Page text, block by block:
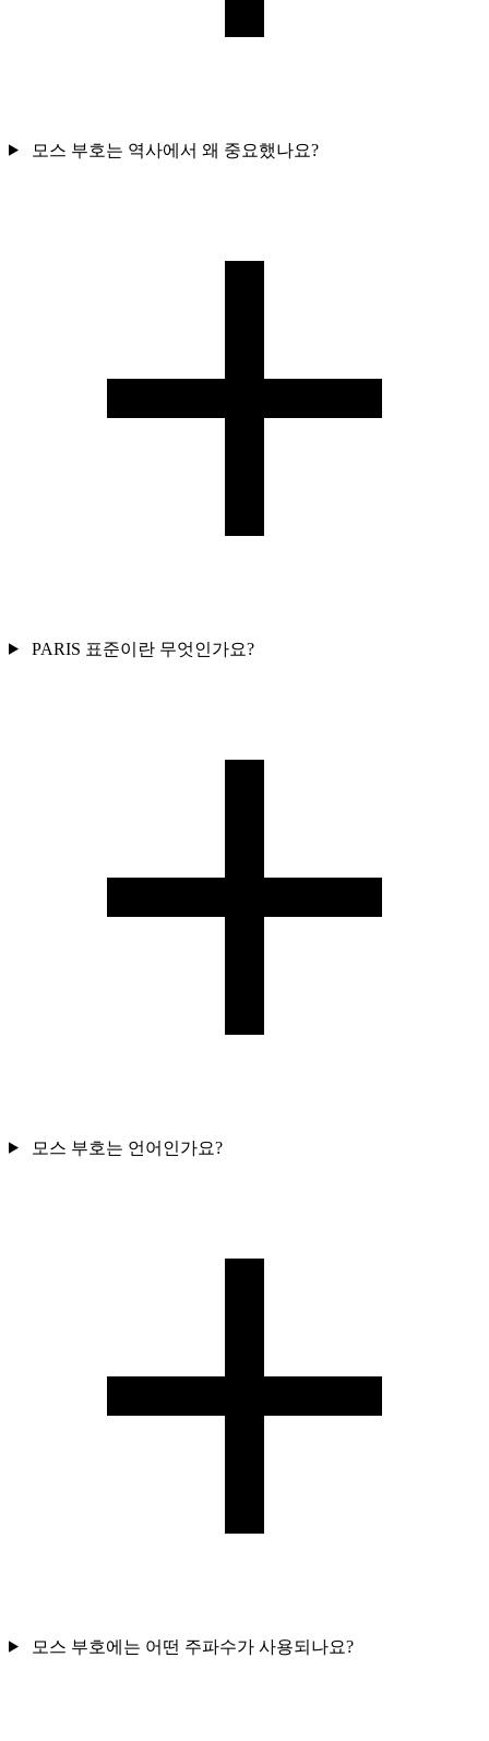
모스 부호는 역사에서 왜 중요했나요?
PARIS 표준이란 무엇인가요?
모스 부호는 언어인가요?
모스 부호에는 어떤 주파수가 사용되나요?